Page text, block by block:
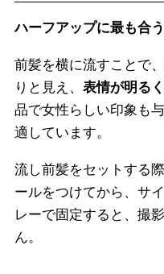
ハーフアップに最も合
前髪を横に流すことで
りと見え、 表情が明る
品で女性らしい印象も
適しています。
流し前髪をセットする
ールをつけてから、サ
レーで固定すると、撮
ん。